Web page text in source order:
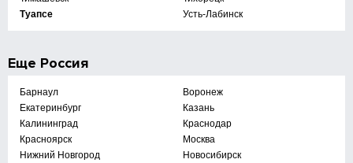
Туапсе
Усть-Лабинск
Еще Россия
Барнаул
Воронеж
Екатеринбург
Казань
Калининград
Краснодар
Красноярск
Москва
Нижний Новгород
Новосибирск